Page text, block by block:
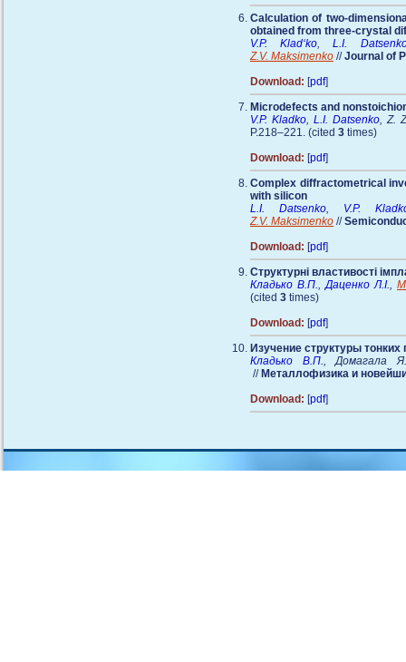
Calculation of two-
obtained from three-crystal
V.P. Klad‘ko,L.I.
Z.V. Maksimenko //Journal of
Download: [pdf]
Microdefects and
V.P. Kladko, L.I. Datsenko, Z.
P.218–221. (cited 3 times)
Download: [pdf]
Complex diffractometrical
with silicon
L.I. Datsenko, V.P.
Z.V. Maksimenko //
Download: [pdf]
Структурні властивості
Кладько В.П.,Даценко Л.І.,
(cited 3 times)
Download: [pdf]
Изучение структуры
Кладько В.П., Домагала
// Металлофизика и
Download: [pdf]